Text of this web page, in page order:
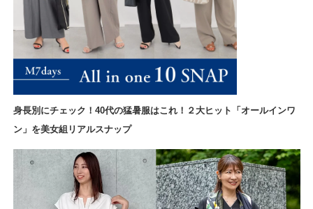
身長別にチェック！40代の猛暑服はこれ！２大ヒット「オールインワ
ン」を美女組リアルスナップ